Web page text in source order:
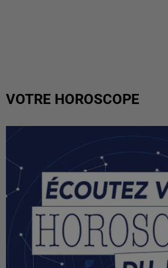
VOTRE HOROSCOPE